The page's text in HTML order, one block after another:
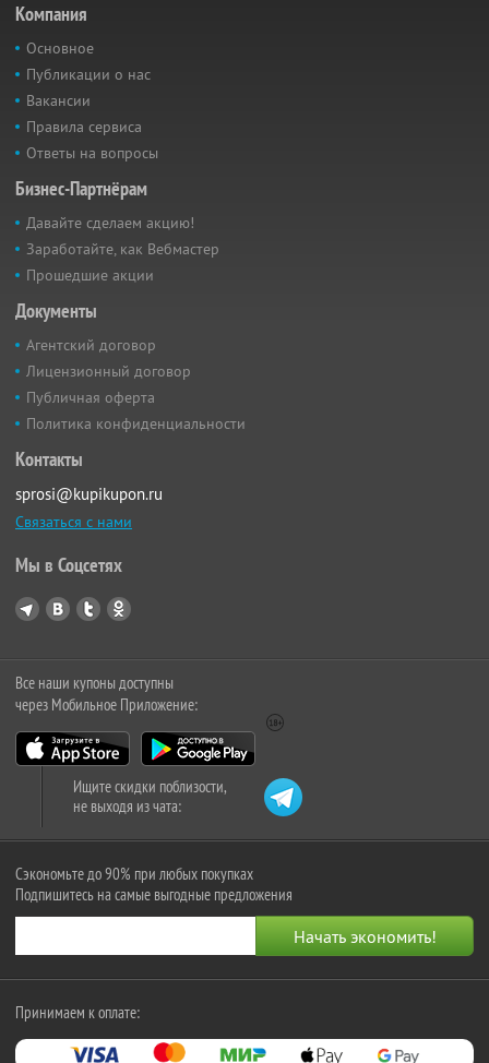
Компания
Основное
Публикации о нас
Вакансии
Правила сервиса
Ответы на вопросы
Бизнес-Партнёрам
Давайте сделаем акцию!
Заработайте, как Вебмастер
Прошедшие акции
Документы
Агентский договор
Лицензионный договор
Публичная оферта
Политика конфиденциальности
Контакты
sprosi@kupikupon.ru
Связаться с нами
Мы в Соцсетях
Все наши купоны доступны
через Мобильное Приложение:
Ищите скидки поблизости,
не выходя из чата:
Сэкономьте до 90% при любых покупках
Подпишитесь на самые выгодные предложения
Принимаем к оплате: